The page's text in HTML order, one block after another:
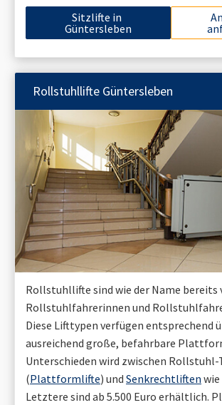
Sitzlifte in
Güntersleben
Rollstuhllifte Güntersleben
Rollstuhllifte sind wie der Name bereits
Rollstuhlfahrerinnen und
Diese Lifttypen verfügen entsprechend
ausreichend große, befahrbare
Unterschieden wird zwischen
(Plattformlifte) und Senkrechtliften wie
Letztere sind ab 5.500 Euro erhältlich.